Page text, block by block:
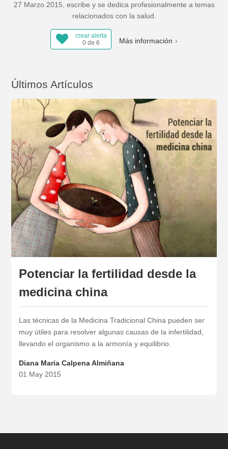
27 Marzo 2015, escribe y se dedica profesionalmente a temas
relacionados con la salud.
crear alerta
0 de 6
Más información
Últimos Artículos
Potenciar la fertilidad desde la
medicina china
Las técnicas de la Medicina Tradicional China pueden ser
muy útiles para resolver algunas causas de la infertilidad,
llevando el organismo a la armonía y equilibrio.
Diana Maria Calpena Almiñana
01 May 2015